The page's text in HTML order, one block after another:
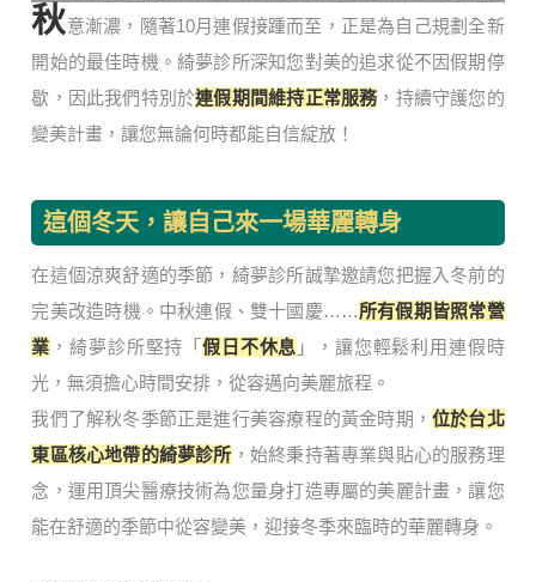
秋意漸濃，隨著10月連假接踵而至，正是為自己規劃全新
開始的最佳時機。綺夢診所深知您對美的追求從不因假期停
歇，因此我們特別於連假期間維持正常服務，持續守護您的
變美計畫，讓您無論何時都能自信綻放！
這個冬天，讓自己來一場華麗轉身
在這個涼爽舒適的季節，綺夢診所誠摯邀請您把握入冬前的
完美改造時機。中秋連假、雙十國慶……所有假期皆照常營
業 ，綺夢診所堅持「假日不休息 」，讓您輕鬆利用連假時
光，無須擔心時間安排，從容邁向美麗旅程。
我們了解秋冬季節正是進行美容療程的黃金時期， 位於台北
東區核心地帶的綺夢診所 ，始終秉持著專業與貼心的服務理
念，運用頂尖醫療技術為您量身打造專屬的美麗計畫，讓您
能在舒適的季節中從容變美，迎接冬季來臨時的華麗轉身。